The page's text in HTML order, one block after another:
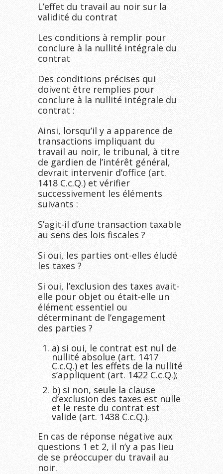
L’effet du travail au noir sur la
validité du contrat
Les conditions à remplir pour
conclure à la nullité intégrale du
contrat
Des conditions précises qui
doivent être remplies pour
conclure à la nullité intégrale du
contrat :
Ainsi, lorsqu’il y a apparence de
transactions impliquant du
travail au noir, le tribunal, à titre
de gardien de l’intérêt général,
devrait intervenir d’office (art.
1418 C.c.Q.) et vérifier
successivement les éléments
suivants :
S’agit-il d’une transaction taxable
au sens des lois fiscales ?
Si oui, les parties ont-elles éludé
les taxes ?
Si oui, l’exclusion des taxes avait-
elle pour objet ou était-elle un
élément essentiel ou
déterminant de l’engagement
des parties ?
a) si oui, le contrat est nul de
nullité absolue (art. 1417
C.c.Q.) et les effets de la nullité
s’appliquent (art. 1422 C.c.Q.);
b) si non, seule la clause
d’exclusion des taxes est nulle
et le reste du contrat est
valide (art. 1438 C.c.Q.).
En cas de réponse négative aux
questions 1 et 2, il n’y a pas lieu
de se préoccuper du travail au
noir.